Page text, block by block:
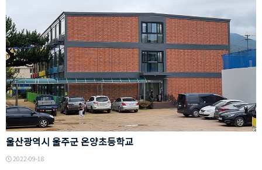
동
2
6
8
0
산
광
역
시
울
울산광역시 울주군 온양초등학교
2022-09-18